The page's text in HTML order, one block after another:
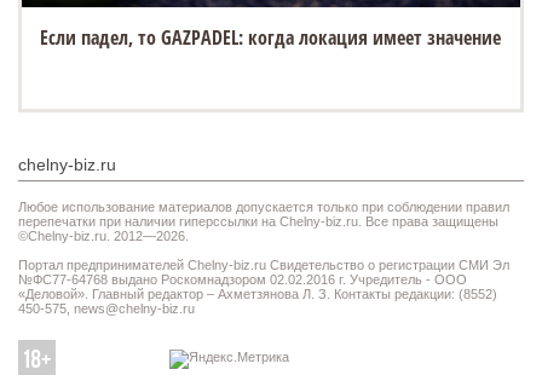
Если падел, то GAZPADEL: когда локация имеет значение
chelny-biz.ru
Любое использование материалов допускается только при соблюдении правил
перепечатки при наличии гиперссылки на Chelny-biz.ru. Все права защищены
©Chelny-biz.ru. 2012—2026.
Портал предпринимателей Chelny-biz.ru Свидетельство о регистрации СМИ Эл
№ФС77-64768 выдано Роскомнадзором 02.02.2016 г. Учредитель - ООО
«Деловой». Главный редактор – Ахметзянова Л. З. Контакты редакции: (8552)
450-575, news@chelny-biz.ru